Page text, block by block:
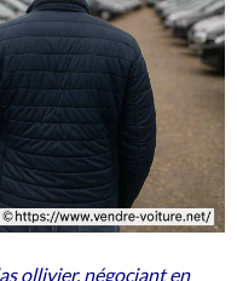
ollivier, négociant en